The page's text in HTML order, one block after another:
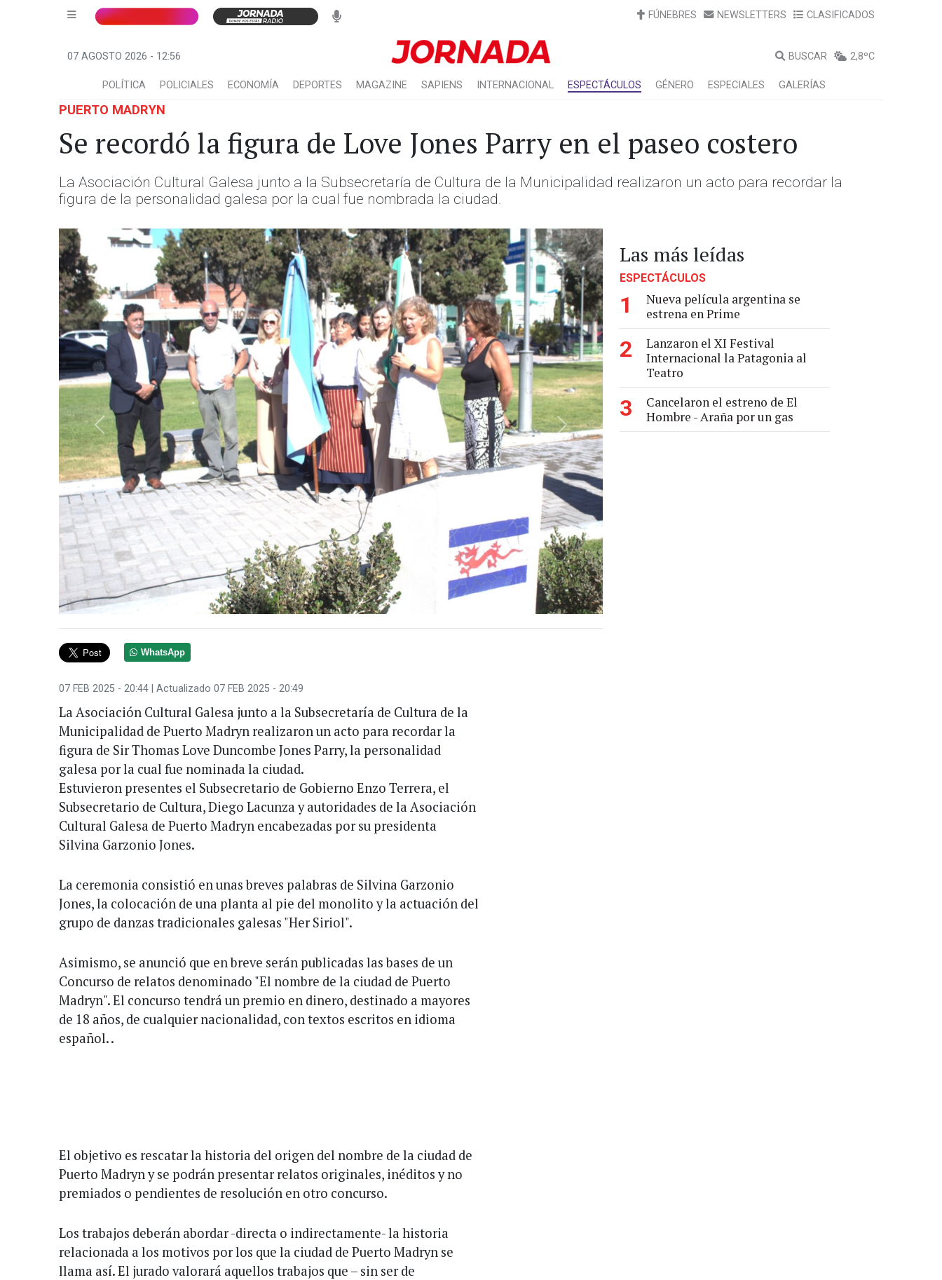
FÚNEBRES NEWSLETTERS CLASIFICADOS
07 AGOSTO 2026 - 12:56 BUSCAR 2,8ºC
POLÍTICA POLICIALES ECONOMÍA DEPORTES MAGAZINE SAPIENS INTERNACIONAL ESPECTÁCULOS GÉNERO ESPECIALES GALERÍAS
PUERTO MADRYN
Se recordó la figura de Love Jones Parry en el paseo costero
La Asociación Cultural Galesa junto a la Subsecretaría de Cultura de la Municipalidad realizaron un acto para recordar la
figura de la personalidad galesa por la cual fue nombrada la ciudad.
Anterior Siguiente
WhatsApp
07 FEB 2025 - 20:44 | Actualizado 07 FEB 2025 - 20:49
La Asociación Cultural Galesa junto a la Subsecretaría de Cultura de la
Municipalidad de Puerto Madryn realizaron un acto para recordar la
figura de Sir Thomas Love Duncombe Jones Parry, la personalidad
galesa por la cual fue nominada la ciudad.
Estuvieron presentes el Subsecretario de Gobierno Enzo Terrera, el
Subsecretario de Cultura, Diego Lacunza y autoridades de la Asociación
Cultural Galesa de Puerto Madryn encabezadas por su presidenta
Silvina Garzonio Jones.
La ceremonia consistió en unas breves palabras de Silvina Garzonio
Jones, la colocación de una planta al pie del monolito y la actuación del
grupo de danzas tradicionales galesas "Her Siriol".
Asimismo, se anunció que en breve serán publicadas las bases de un
Concurso de relatos denominado "El nombre de la ciudad de Puerto
Madryn". El concurso tendrá un premio en dinero, destinado a mayores
de 18 años, de cualquier nacionalidad, con textos escritos en idioma
español. .
El objetivo es rescatar la historia del origen del nombre de la ciudad de
Puerto Madryn y se podrán presentar relatos originales, inéditos y no
premiados o pendientes de resolución en otro concurso.
Los trabajos deberán abordar -directa o indirectamente- la historia
relacionada a los motivos por los que la ciudad de Puerto Madryn se
llama así. El jurado valorará aquellos trabajos que – sin ser de
Las más leídas
ESPECTÁCULOS
1
Nueva película argentina se
estrena en Prime
2
Lanzaron el XI Festival
Internacional la Patagonia al
Teatro
3
Cancelaron el estreno de El
Hombre - Araña por un gas